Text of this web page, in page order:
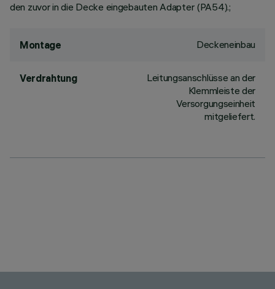
den zuvor in die Decke eingebauten Adapter (PA54).;
Montage Deckeneinbau
Verdrahtung
Leitungsanschlüsse an der
Klemmleiste der
Versorgungseinheit
mitgeliefert.